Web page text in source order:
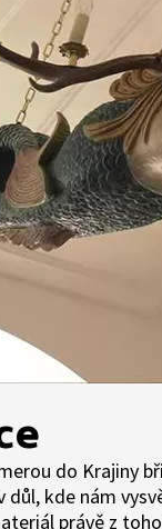
do Krajiny
důl, kde nám
právě z